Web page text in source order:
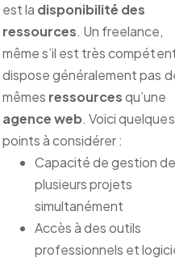
est la disponibilité des
ressources. Un freelance,
même s’il est très
dispose généralement pas
mêmes ressourcesqu’une
agence web. Voici quelques
points à considérer :
Capacité de gestion de
plusieurs projets
simultanément
Accès à des outils
professionnels et